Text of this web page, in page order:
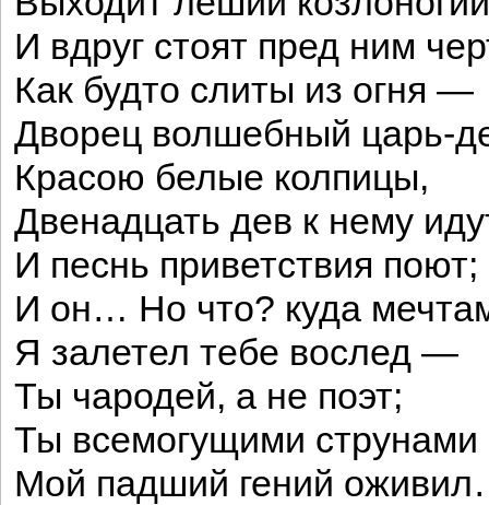
И вдруг стоят пред ним
Как будто слиты из огня —
Дворец волшебный царь-
Красою белые колпицы,
Двенадцать дев к нему
И песнь приветствия поют;
И он… Но что? куда
Я залетел тебе вослед —
Ты чародей, а не поэт;
Ты всемогущими струнами
Мой падший гений